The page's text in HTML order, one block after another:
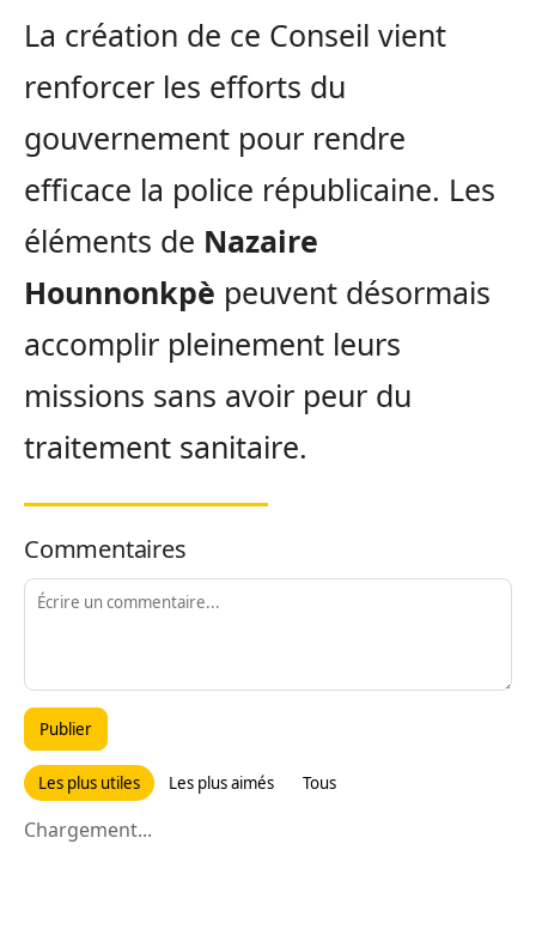
La création de ce Conseil vient
renforcer les efforts du
gouvernement pour rendre
efficace la police républicaine. Les
éléments de Nazaire
Hounnonkpè peuvent désormais
accomplir pleinement leurs
missions sans avoir peur du
traitement sanitaire.
Commentaires
Publier
Les plus utiles Les plus aimés Tous
Chargement...